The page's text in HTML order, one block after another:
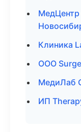
Клиника
ООО
МедиЛаб
ИП